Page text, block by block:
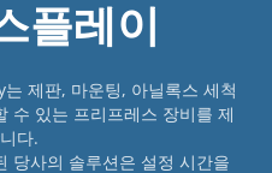
플레이
제판, 마운팅, 아닐록스 세척
수 있는 프리프레스 장비를 제
다.